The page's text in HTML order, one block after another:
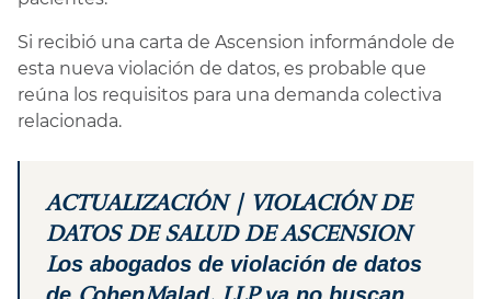
Si recibió una carta de Ascension informándole de
esta nueva violación de datos, es probable que
reúna los requisitos para una demanda colectiva
relacionada.
ACTUALIZACIÓN | VIOLACIÓN DE
DATOS DE SALUD DE ASCENSION
Los abogados de violación de datos